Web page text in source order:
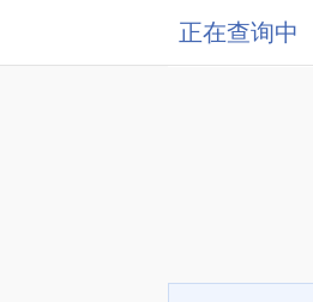
正在查询中